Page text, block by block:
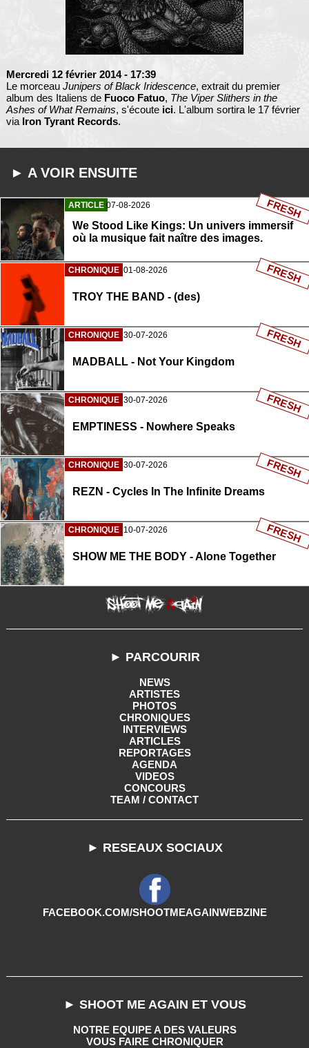
Mercredi 12 février 2014 - 17:39
Le morceau Junipers of Black Iridescence, extrait du premier
album des Italiens de Fuoco Fatuo, The Viper Slithers in the
Ashes of What Remains, s'écoute ici. L'album sortira le 17 février
via Iron Tyrant Records.
► A VOIR ENSUITE
ARTICLE 07-08-2026
We Stood Like Kings: Un univers immersif
où la musique fait naître des images.
FRESH
CHRONIQUE 01-08-2026
TROY THE BAND - (des)
FRESH
CHRONIQUE 30-07-2026
MADBALL - Not Your Kingdom
FRESH
CHRONIQUE 30-07-2026
EMPTINESS - Nowhere Speaks
FRESH
CHRONIQUE 30-07-2026
REZN - Cycles In The Infinite Dreams
FRESH
CHRONIQUE 10-07-2026
SHOW ME THE BODY - Alone Together
FRESH
► PARCOURIR
NEWS
ARTISTES
PHOTOS
CHRONIQUES
INTERVIEWS
ARTICLES
REPORTAGES
AGENDA
VIDEOS
CONCOURS
TEAM / CONTACT
► RESEAUX SOCIAUX
FACEBOOK.COM/SHOOTMEAGAINWEBZINE
► SHOOT ME AGAIN ET VOUS
NOTRE EQUIPE A DES VALEURS
VOUS FAIRE CHRONIQUER